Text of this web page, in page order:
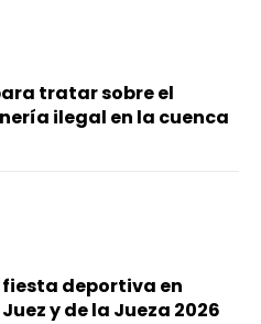
tratar sobre el
ilegal en la cuenca
fiesta deportiva en
y de la Jueza 2026